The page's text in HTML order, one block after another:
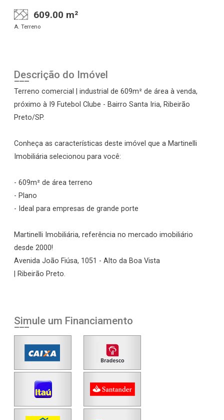
609.00 m²
A. Terreno
Descrição do Imóvel
Terreno comercial | industrial de 609m² de área à venda,
próximo à I9 Futebol Clube - Bairro Santa Iria, Ribeirão
Preto/SP.
Conheça as características deste imóvel que a Martinelli
Imobiliária selecionou para você:
- 609m² de área terreno
- Plano
- Ideal para empresas de grande porte
Martinelli Imobiliária, referência no mercado imobiliário
desde 2000!
Avenida João Fiúsa, 1051 - Alto da Boa Vista
| Ribeirão Preto.
Simule um Financiamento